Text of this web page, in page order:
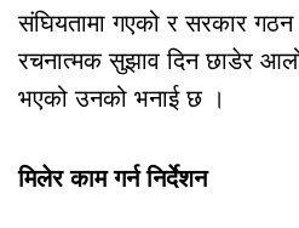
संघियतामा गएको र सरकार
रचनात्मक सुझाव दिन छाडेर
भएको उनको भनाई छ ।
मिलेर काम गर्न निर्देशन